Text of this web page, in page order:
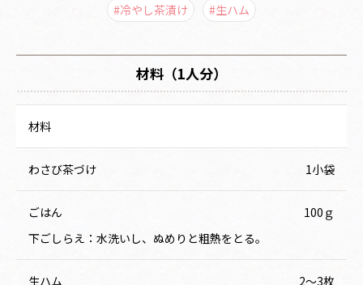
#冷やし茶漬け #生ハム
材料（1人分）
材料
わさび茶づけ 1小袋
ごはん
100ｇ
下ごしらえ：水洗いし、ぬめりと粗熱をとる。
生ハム
2～3枚